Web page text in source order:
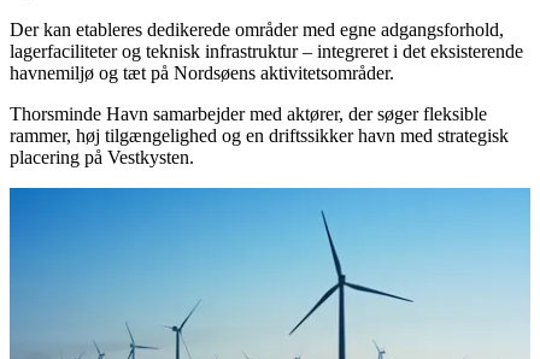
Der kan etableres dedikerede områder med egne adgangsforhold,
lagerfaciliteter og teknisk infrastruktur – integreret i det eksisterende
havnemiljø og tæt på Nordsøens aktivitetsområder.
Thorsminde Havn samarbejder med aktører, der søger fleksible
rammer, høj tilgængelighed og en driftssikker havn med strategisk
placering på Vestkysten.